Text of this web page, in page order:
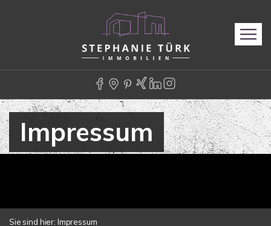
Impressum
Sie sind hier: Impressum